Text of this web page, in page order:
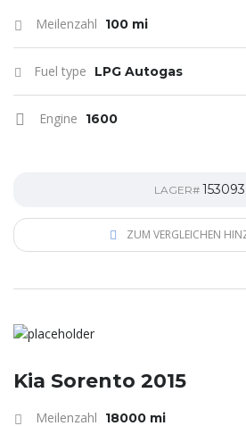
Meilenzahl 100 mi
Fuel type LPG Autogas
Engine 1600
LAGER# 153093
ZUM VERGLEICHEN
Kia Sorento 2015
Meilenzahl 18000 mi